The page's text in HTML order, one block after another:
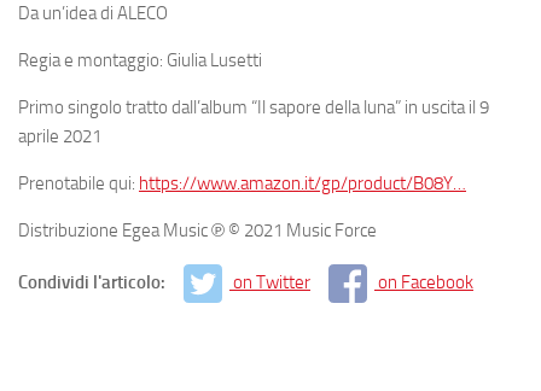
Da un’idea di ALECO
Regia e montaggio: Giulia Lusetti
Primo singolo tratto dall’album “Il sapore della luna” in uscita il 9
aprile 2021
Prenotabile qui: https://www.amazon.it/gp/product/B08Y…
Distribuzione Egea Music ℗ © 2021 Music Force
Condividi l'articolo: on Twitter on Facebook